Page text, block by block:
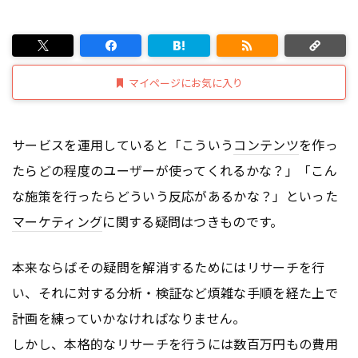
マイページにお気に入り
サービスを運用していると「こういう コンテンツを作っ
たらどの程度のユーザーが使ってくれるかな？」「こん
な施策を行ったらどういう反応があるかな？」といった
マーケティングに関する疑問はつきものです。
本来ならばその疑問を解消するためにはリサーチを行
い、それに対する分析・検証など煩雑な手順を経た上で
計画を練っていかなければなりません。
しかし、本格的なリサーチを行うには数百万円もの費用